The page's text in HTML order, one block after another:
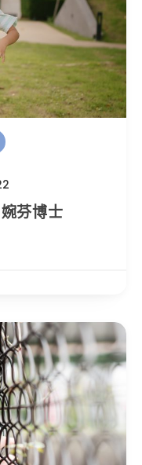
芬博士